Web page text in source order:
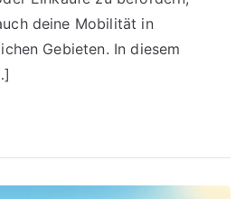
deine Mobilität in
Gebieten. In diesem